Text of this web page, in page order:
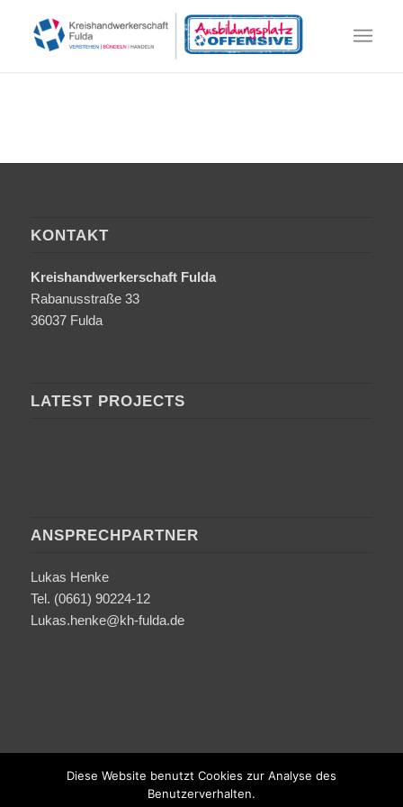
KONTAKT
Kreishandwerkerschaft Fulda
Rabanusstraße 33
36037 Fulda
LATEST PROJECTS
ANSPRECHPARTNER
Lukas Henke
Tel. (0661) 90224-12
Lukas.henke@kh-fulda.de
Diese Website benutzt Cookies zur Analyse des
Benutzerverhalten.